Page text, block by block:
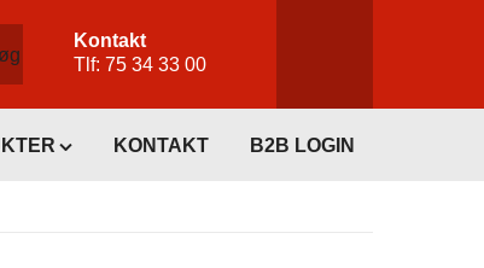
Kontakt
Tlf: 75 34 33 00
KONTAKT B2B LOGIN